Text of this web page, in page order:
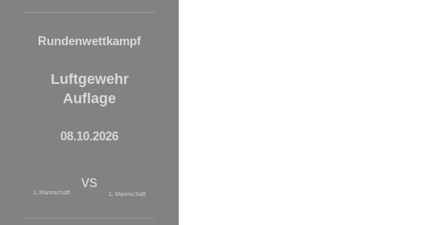
Rundenwettkampf
Luftgewehr
Auflage
08.10.2026
1. Mannschaft
vs
1. Mannschaft